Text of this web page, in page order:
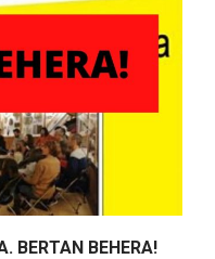
BERTAN BEHERA!